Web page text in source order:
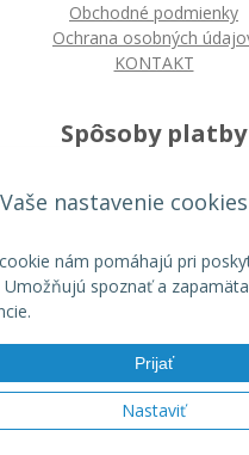
Vaše nastavenie cookies
nám pomáhajú pri
Umožňujú spoznať a
Prijať
Nastaviť
Obchodné podmienky
Ochrana osobných
KONTAKT
Spôsoby platby
Platba bankovým
Ako nakupovať
Autorizované servisy
•tvorba eshopu cez UNIobchod,